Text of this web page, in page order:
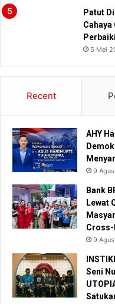
Patut
5 Mei
Recent
AHY
9
Bank
Lewat
9
Seni